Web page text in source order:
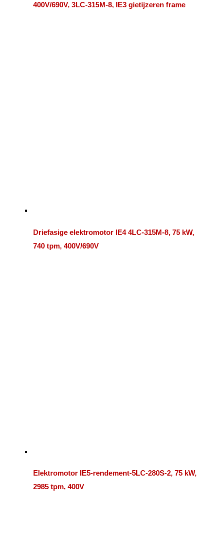
400V/690V, 3LC-315M-8, IE3 gietijzeren frame
Driefasige elektromotor IE4 4LC-315M-8, 75 kW,
740 tpm, 400V/690V
Elektromotor IE5-rendement-5LC-280S-2, 75 kW,
2985 tpm, 400V